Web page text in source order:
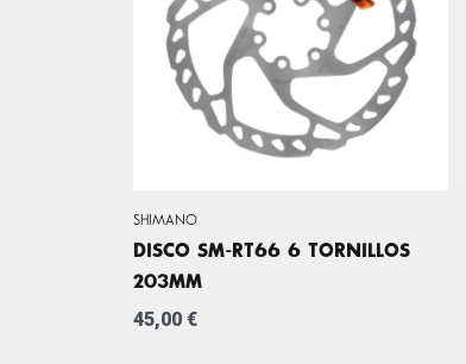
SHIMANO
DISCO SM-RT66 6 TORNILLOS
203MM
45,00 €